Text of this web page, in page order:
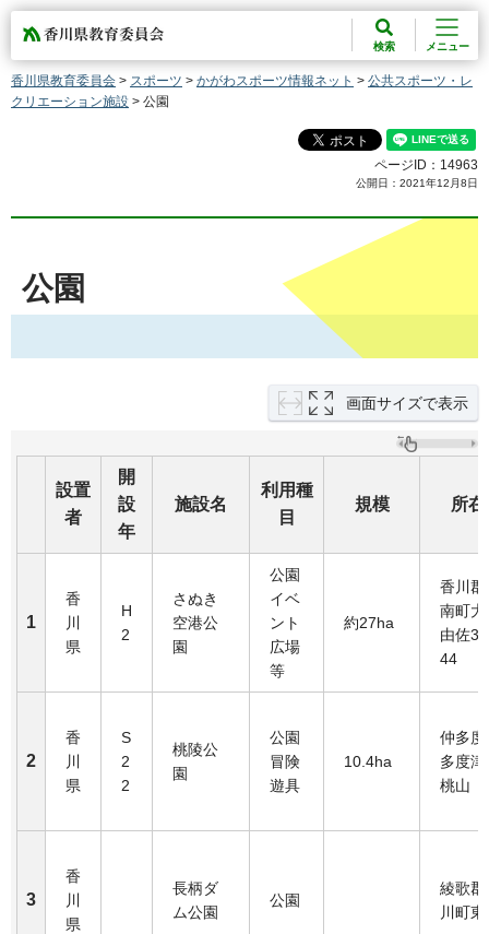
香川県教育委員会
検索 メニュー
香川県教育委員会 > スポーツ > かがわスポーツ情報ネット > 公共スポーツ・レ
クリエーション施設 > 公園
ページID：14963
公開日：2021年12月8日
公園
画面サイズで表示
設置
者
開
設
年
施設名
利用種
目
規模 所
1
香
川
県
H
2
さぬき
空港公
園
公園
イベ
ント
広場
等
約27ha
香川郡
南町大
由佐
44
2
香
川
県
S
2
2
桃陵公
園
公園
冒険
遊具
10.4ha
仲多度
多度津
桃山
3
香
川
県
長柄ダ
ム公園
公園
綾歌郡
川町